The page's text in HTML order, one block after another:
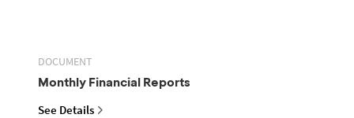
DOCUMENT
Monthly Financial Reports
See Details